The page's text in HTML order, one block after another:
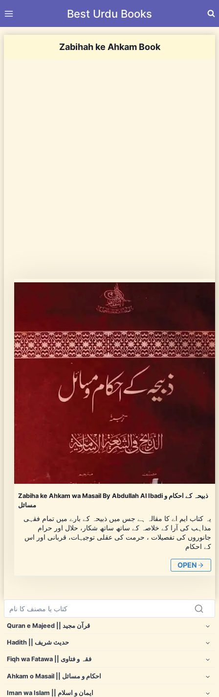
to
Best Urdu Books
Zabihah ke Ahkam Book
Zabiha ke Ahkam wa Masail By Abdullah Al Ibadi ذبیحہ کے احکام و
مسائل
یہ کتاب ایم اے کا مقالہ ہے جس میں ذبیحہ کے بارے میں تمام فقہی
مذاہب کی آرا کے خلاصہ کے ساتھ ساتھ شکار، حلال اور حرام
جانوروں کی تفصیلات ، حرمت کی عقلی توجیہات، قربانی اور اس
کے احکام
OPEN
Quran e Majeed || قرآن مجید
Hadith || حدیث شریف
Fiqh wa Fatawa || فقہ و فتاوی
Ahkam o Masail || احکام و مسائل
Iman wa Islam || ایمان و اسلام